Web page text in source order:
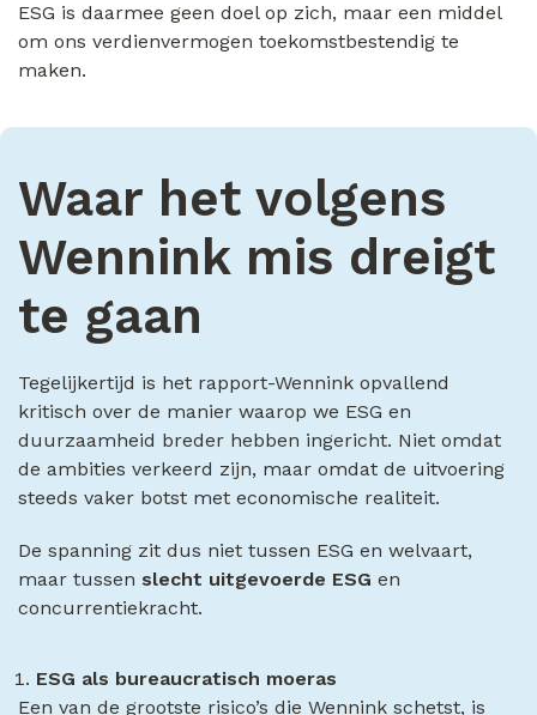
ESG is daarmee geen doel op zich, maar een middel
om ons verdienvermogen toekomstbestendig te
maken.
Waar het volgens
Wennink mis dreigt
te gaan
Tegelijkertijd is het rapport-Wennink opvallend
kritisch over de manier waarop we ESG en
duurzaamheid breder hebben ingericht. Niet omdat
de ambities verkeerd zijn, maar omdat de uitvoering
steeds vaker botst met economische realiteit.
De spanning zit dus niet tussen ESG en welvaart,
maar tussen slecht uitgevoerde ESG en
concurrentiekracht.
ESG als bureaucratisch moeras
Een van de grootste risico’s die Wennink schetst, is